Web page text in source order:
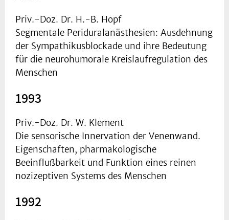
Priv.-Doz. Dr. H.-B. Hopf
Segmentale Periduralanästhesien: Ausdehnung
der Sympathikusblockade und ihre Bedeutung
für die neurohumorale Kreislaufregulation des
Menschen
1993
Priv.-Doz. Dr. W. Klement
Die sensorische Innervation der Venenwand.
Eigenschaften, pharmakologische
Beeinflußbarkeit und Funktion eines reinen
nozizeptiven Systems des Menschen
1992